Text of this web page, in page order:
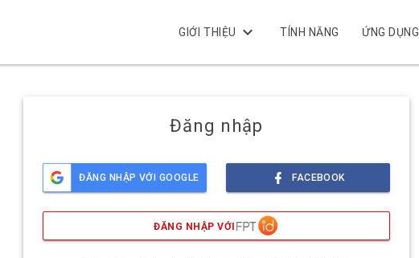
GIỚI THIỆU keyboard_arrow_down TÍNH NĂNG ỨNG DỤNG
Đăng nhập
ĐĂNG NHẬP VỚI GOOGLE FACEBOOK
ĐĂNG NHẬP VỚI